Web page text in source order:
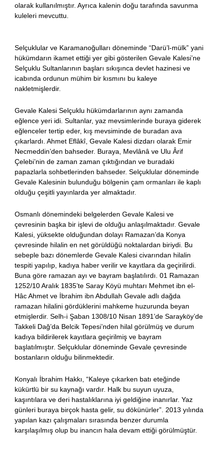
olarak kullanılmıştır. Ayrıca kalenin doğu tarafında savunma
kuleleri mevcuttu.
Selçuklular ve Karamanoğulları döneminde “Darü’l-mülk” yani
hükümdarın ikamet ettiği yer gibi gösterilen Gevale Kalesi’ne
Selçuklu Sultanlarının başları sıkışınca devlet hazinesi ve
icabında ordunun mühim bir kısmını bu kaleye
nakletmişlerdir.
Gevale Kalesi Selçuklu hükümdarlarının aynı zamanda
eğlence yeri idi. Sultanlar, yaz mevsimlerinde buraya giderek
eğlenceler tertip eder, kış mevsiminde de buradan ava
çıkarlardı. Ahmet Eflâkî, Gevale Kalesi dizdarı olarak Emir
Necmeddin’den bahseder. Buraya, Mevlânâ ve Ulu Ârif
Çelebi’nin de zaman zaman çıktığından ve buradaki
papazlarla sohbetlerinden bahseder. Selçuklular döneminde
Gevale Kalesinin bulunduğu bölgenin çam ormanları ile kaplı
olduğu çeşitli yayınlarda yer almaktadır.
Osmanlı dönemindeki belgelerden Gevale Kalesi ve
çevresinin başka bir işlevi de olduğu anlaşılmaktadır. Gevale
Kalesi, yüksekte olduğundan dolayı Ramazan’da Konya
çevresinde hilalin en net görüldüğü noktalardan biriydi. Bu
sebeple bazı dönemlerde Gevale Kalesi civarından hilalin
tespiti yapılıp, kadıya haber verilir ve kayıtlara da geçirilirdi.
Buna göre ramazan ayı ve bayram başlatılırdı. 01 Ramazan
1252/10 Aralık 1835’te Saray Köyü muhtarı Mehmet ibn el-
Hâc Ahmet ve İbrahim ibn Abdullah Gevale adlı dağda
ramazan hilalini gördüklerini mahkeme huzurunda beyan
etmişlerdir. Selh-i Şaban 1308/10 Nisan 1891’de Sarayköy’de
Takkeli Dağ’da Belcik Tepesi’nden hilal görülmüş ve durum
kadıya bildirilerek kayıtlara geçirilmiş ve bayram
başlatılmıştır. Selçuklular döneminde Gevale çevresinde
bostanların olduğu bilinmektedir.
Konyalı İbrahim Hakkı, “Kaleye çıkarken batı eteğinde
kükürtlü bir su kaynağı vardır. Halk bu suyun uyuza,
kaşıntılara ve deri hastalıklarına iyi geldiğine inanırlar. Yaz
günleri buraya birçok hasta gelir, su dökünürler”. 2013 yılında
yapılan kazı çalışmaları sırasında benzer durumla
karşılaşılmış olup bu inancın hala devam ettiği görülmüştür.